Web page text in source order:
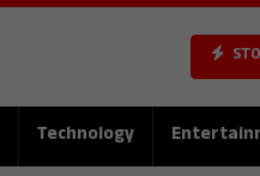
Technology